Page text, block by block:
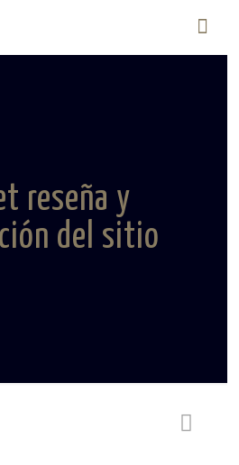
reseña y
del sitio